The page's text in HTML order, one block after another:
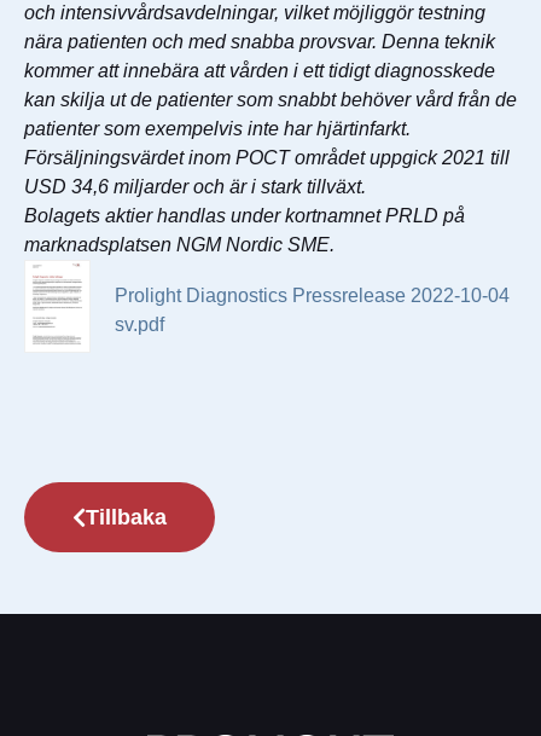
och intensivvårdsavdelningar, vilket möjliggör testning
nära patienten och med snabba provsvar. Denna teknik
kommer att innebära att vården i ett tidigt diagnosskede
kan skilja ut de patienter som snabbt behöver vård från de
patienter som exempelvis inte har hjärtinfarkt.
Försäljningsvärdet inom POCT området uppgick 2021 till
USD 34,6 miljarder och är i stark tillväxt.
Bolagets aktier handlas under kortnamnet PRLD på
marknadsplatsen NGM Nordic SME.
Prolight Diagnostics Pressrelease 2022-10-04
sv.pdf
Tillbaka